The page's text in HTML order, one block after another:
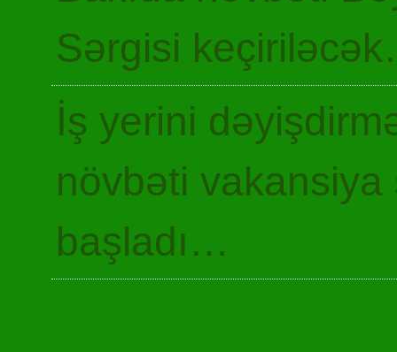
Sərgisi
İş yerini
növbəti
başladı…